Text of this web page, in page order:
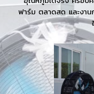
ฟาร์ม ตลาดสด และงาน